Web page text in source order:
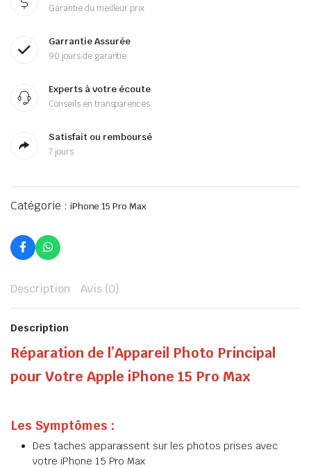
Garantie du meilleur prix
Garrantie Assurée
90 jours de garantie
Experts à votre écoute
Conseils en transparences
Satisfait ou remboursé
7 jours
Catégorie : iPhone 15 Pro Max
Description Avis (0)
Description
Réparation de l’Appareil Photo Principal
pour Votre Apple iPhone 15 Pro Max
Les Symptômes :
Des taches apparaissent sur les photos prises avec
votre iPhone 15 Pro Max